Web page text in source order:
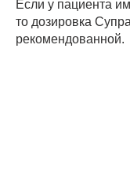
Если у пациента
то дозировка
рекомендованной.